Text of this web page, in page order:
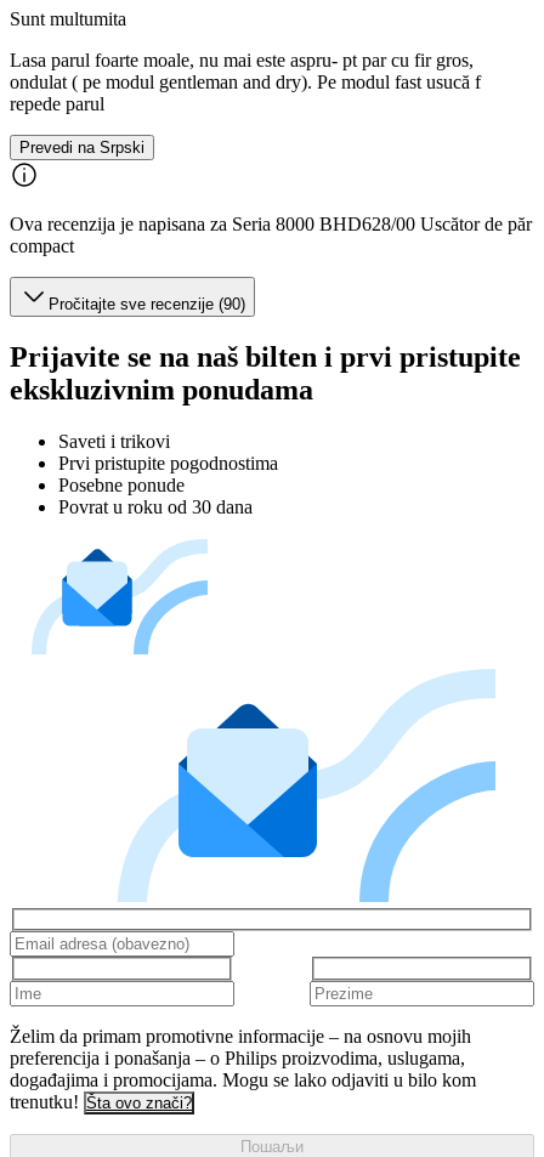
Sunt multumita
Lasa parul foarte moale, nu mai este aspru- pt par cu fir gros,
ondulat ( pe modul gentleman and dry). Pe modul fast usucă f
repede parul
Prevedi na Srpski
Ova recenzija je napisana za Seria 8000 BHD628/00 Uscător de păr
compact
Pročitajte sve recenzije (90)
Prijavite se na naš bilten i prvi pristupite
ekskluzivnim ponudama
Saveti i trikovi
Prvi pristupite pogodnostima
Posebne ponude
Povrat u roku od 30 dana
Želim da primam promotivne informacije – na osnovu mojih
preferencija i ponašanja – o Philips proizvodima, uslugama,
događajima i promocijama. Mogu se lako odjaviti u bilo kom
trenutku! Šta ovo znači?
Пошаљи